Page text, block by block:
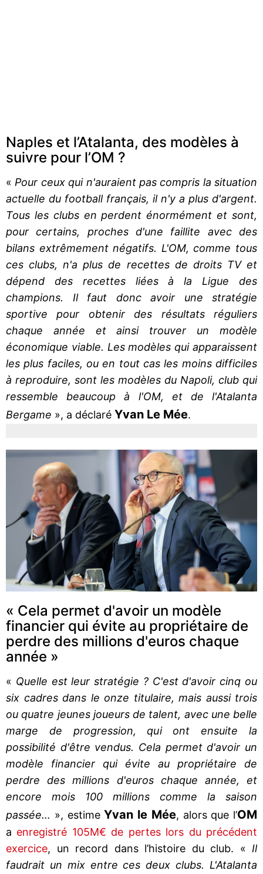
Naples et l’Atalanta, des modèles à
suivre pour l’OM ?
« Pour ceux qui n'auraient pas compris la situation
actuelle du football français, il n'y a plus d'argent.
Tous les clubs en perdent énormément et sont,
pour certains, proches d'une faillite avec des
bilans extrêmement négatifs. L'OM, comme tous
ces clubs, n'a plus de recettes de droits TV et
dépend des recettes liées à la Ligue des
champions. Il faut donc avoir une stratégie
sportive pour obtenir des résultats réguliers
chaque année et ainsi trouver un modèle
économique viable. Les modèles qui apparaissent
les plus faciles, ou en tout cas les moins difficiles
à reproduire, sont les modèles du Napoli, club qui
ressemble beaucoup à l'OM, et de l'Atalanta
Bergame », a déclaré Yvan Le Mée.
« Cela permet d'avoir un modèle
financier qui évite au propriétaire de
perdre des millions d'euros chaque
année »
« Quelle est leur stratégie ? C'est d'avoir cinq ou
six cadres dans le onze titulaire, mais aussi trois
ou quatre jeunes joueurs de talent, avec une belle
marge de progression, qui ont ensuite la
possibilité d'être vendus. Cela permet d'avoir un
modèle financier qui évite au propriétaire de
perdre des millions d'euros chaque année, et
encore mois 100 millions comme la saison
passée… », estimeYvan le Mée, alors que l’OM
a enregistré 105M€ de pertes lors du précédent
exercice, un record dans l’histoire du club. « Il
faudrait un mix entre ces deux clubs. L'Atalanta